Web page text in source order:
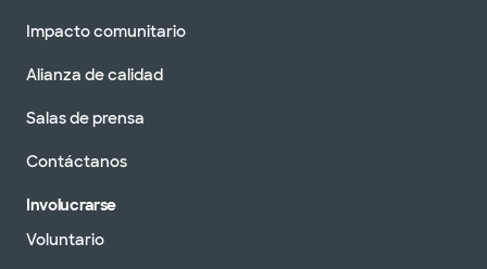
Impacto comunitario
Alianza de calidad
Salas de prensa
Contáctanos
Involucrarse
Voluntario